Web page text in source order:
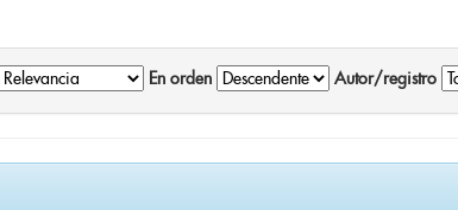
En orden Autor/registro